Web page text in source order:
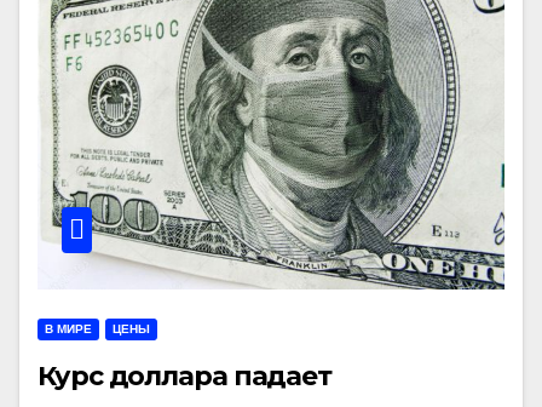
В МИРЕ ЦЕНЫ
Курс доллара падает